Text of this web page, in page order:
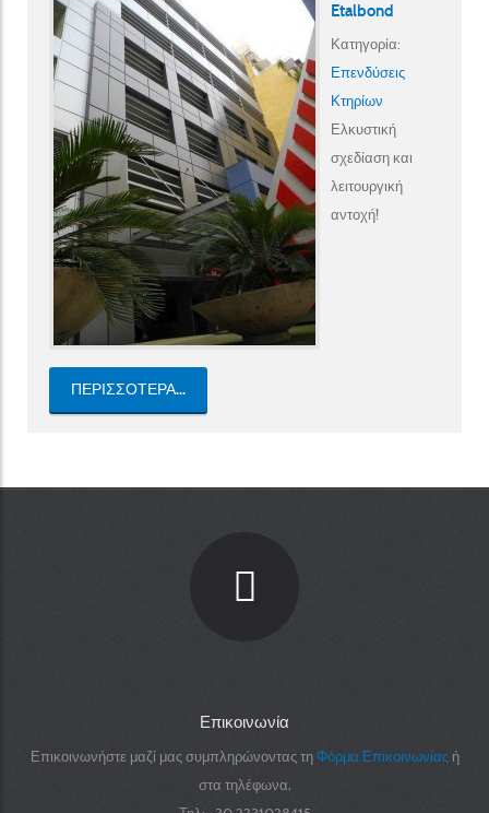
Etalbond
Κατηγορία:
Επενδύσεις
Κτηρίων
Ελκυστική
σχεδίαση και
λειτουργική
αντοχή!
ΠΕΡΙΣΣΌΤΕΡΑ...
Επικοινωνία
Επικοινωνήστε μαζί μας συμπληρώνοντας τη Φόρμα Επικοινωνίας ή
στα τηλέφωνα,